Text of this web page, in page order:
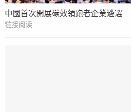
中國首次開展碳效領跑者企業遴選
链接阅读